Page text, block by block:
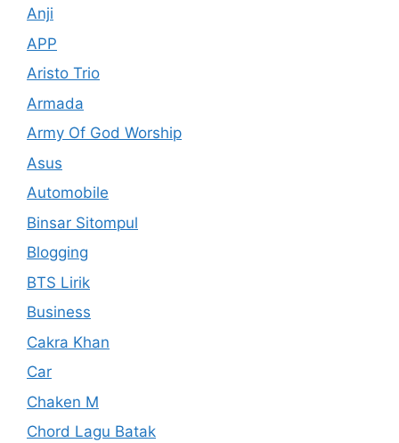
Anji
APP
Aristo Trio
Armada
Army Of God Worship
Asus
Automobile
Binsar Sitompul
Blogging
BTS Lirik
Business
Cakra Khan
Car
Chaken M
Chord Lagu Batak